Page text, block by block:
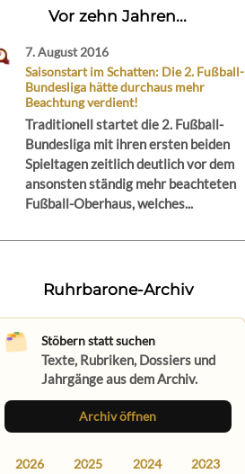
Vor zehn Jahren...
7. August 2016
Saisonstart im Schatten: Die 2. Fußball-
Bundesliga hätte durchaus mehr
Beachtung verdient!
Traditionell startet die 2. Fußball-
Bundesliga mit ihren ersten beiden
Spieltagen zeitlich deutlich vor dem
ansonsten ständig mehr beachteten
Fußball-Oberhaus, welches...
Ruhrbarone-Archiv
Stöbern statt suchen
Texte, Rubriken, Dossiers und
Jahrgänge aus dem Archiv.
Archiv öffnen
2026 2025 2024 2023